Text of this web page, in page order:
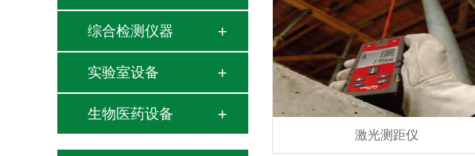
综合检测仪器
实验室设备
生物医药设备
激光测距仪